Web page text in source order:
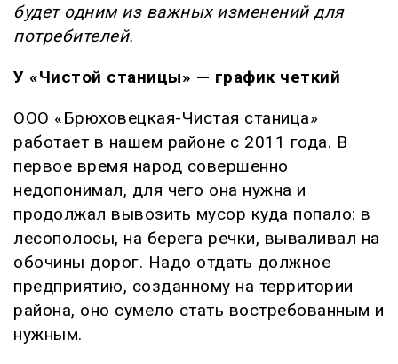
будет одним из важных изменений для
потребителей.
У «Чистой станицы» — график четкий
ООО «Брюховецкая-Чистая станица»
работает в нашем районе с 2011 года. В
первое время народ совершенно
недопонимал, для чего она нужна и
продолжал вывозить мусор куда попало: в
лесополосы, на берега речки, вываливал на
обочины дорог. Надо отдать должное
предприятию, созданному на территории
района, оно сумело стать востребованным и
нужным.